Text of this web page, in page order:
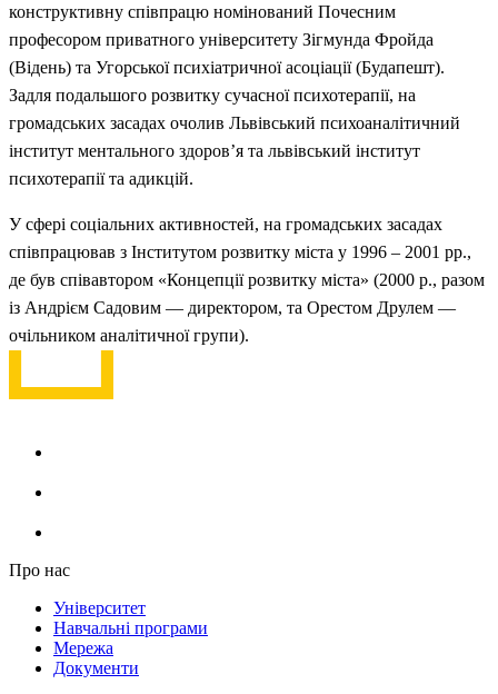
конструктивну співпрацю номінований Почесним
професором приватного університету Зігмунда Фройда
(Відень) та Угорської психіатричної асоціації (Будапешт).
Задля подальшого розвитку сучасної психотерапії, на
громадських засадах очолив Львівський психоаналітичний
інститут ментального здоров’я та львівський інститут
психотерапії та адикцій.
У сфері соціальних активностей, на громадських засадах
співпрацював з Інститутом розвитку міста у 1996 – 2001 рр.,
де був співавтором «Концепції розвитку міста» (2000 р., разом
із Андрієм Садовим — директором, та Орестом Друлем —
очільником аналітичної групи).
Про нас
Університет
Навчальні програми
Мережа
Документи